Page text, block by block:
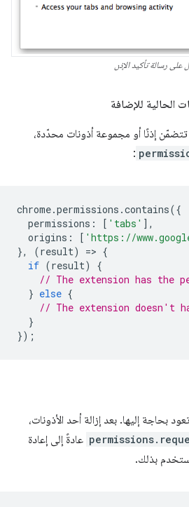
على رسالة تأكيد الإذن
تتضمّن إذنًا أو مجموعة أذونات محدّدة،
:
chrome.permissions .contains({
permissions : [ 'tabs' ],
origins : [ 'https://
},
(result) => {
if (result)
{
// The extension has the
} else {
// The extension doesn't
}
});
بحاجة إليها. بعد إزالة أحد الأذونات،
عادةً إلى إعادة
بذلك.